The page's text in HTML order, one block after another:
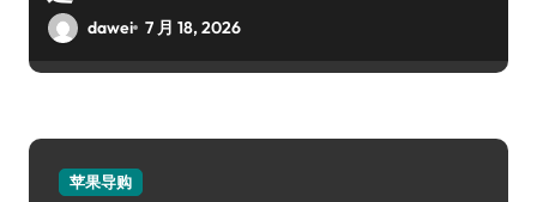
dawei 7 月 18, 2026
苹果导购